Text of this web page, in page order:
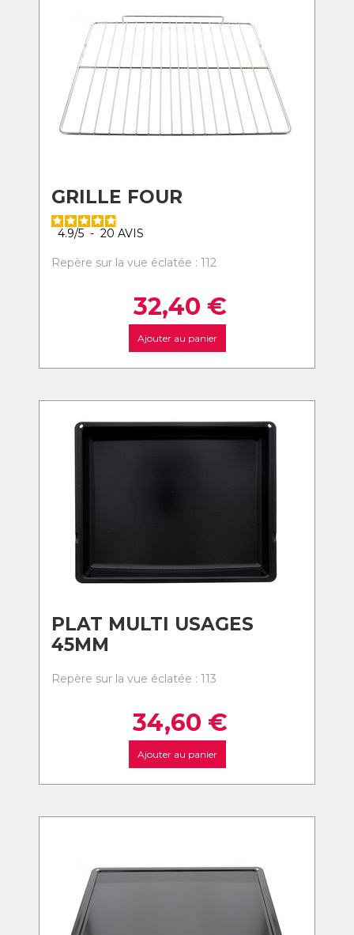
GRILLE FOUR
4.9/5 - 20 AVIS
Repère sur la vue éclatée : 112
32,40 €
Ajouter au panier
PLAT MULTI USAGES
45MM
Repère sur la vue éclatée : 113
34,60 €
Ajouter au panier